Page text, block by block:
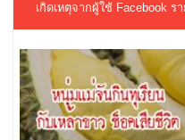
เกิดเหตุจากผู้ใช้ Facebook